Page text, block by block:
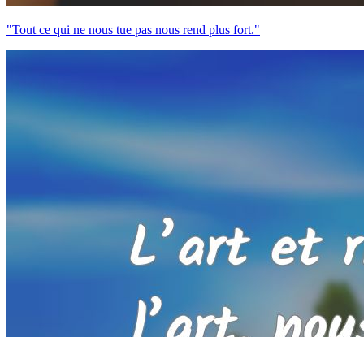
"Tout ce qui ne nous tue pas nous rend plus fort."